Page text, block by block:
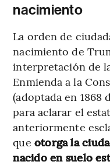
nacimiento
La orden de
nacimiento de
interpretación de
Enmienda a la
(adoptada en 1868
para aclarar el
anteriormente
que otorga la
nacido en suelo